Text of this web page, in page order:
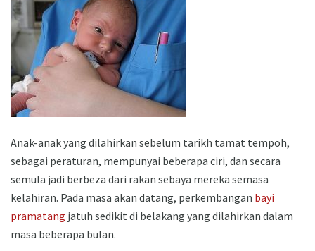
Anak-anak yang dilahirkan sebelum tarikh tamat tempoh,
sebagai peraturan, mempunyai beberapa ciri, dan secara
semula jadi berbeza dari rakan sebaya mereka semasa
kelahiran. Pada masa akan datang, perkembangan bayi
pramatang jatuh sedikit di belakang yang dilahirkan dalam
masa beberapa bulan.